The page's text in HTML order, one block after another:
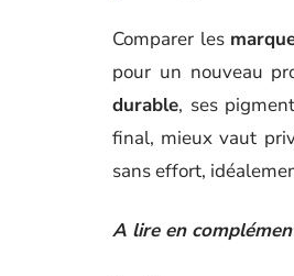
Comparer les
pour un nouveau
durable, ses
final, mieux vaut
sans effort,
A lire en